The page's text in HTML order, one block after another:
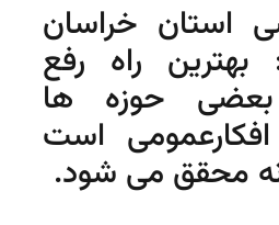
استان خراسان
راه رفع
حوزه ها
است
محقق می شود.